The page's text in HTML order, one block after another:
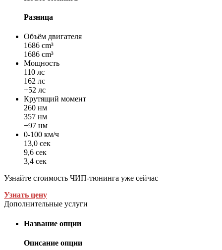
Разница
Объём двигателя
1686 cm³
1686 cm³
Мощность
110 лс
162 лс
+52 лс
Крутящий момент
260 нм
357 нм
+97 нм
0-100 км/ч
13,0 сек
9,6 сек
3,4 сек
Узнайте стоимость ЧИП-тюнинга уже сейчас
Узнать цену
Дополнительные услуги
Название опции
Описание опции